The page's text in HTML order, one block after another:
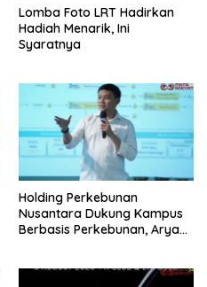
Lomba Foto LRT Hadirkan
Hadiah Menarik, Ini
Syaratnya
Holding Perkebunan
Nusantara Dukung Kampus
Berbasis Perkebunan, Arya
Pertama Magister ITSI